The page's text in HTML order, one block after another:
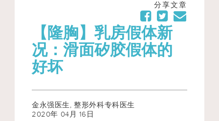
分享文章
【隆胸】乳房假体新
况：滑面矽胶假体的
好坏
金永强医生,整形外科专科医生
2020年 04月 16日